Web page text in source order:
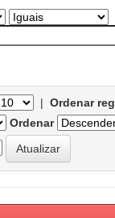
| Ordenar
Ordenar